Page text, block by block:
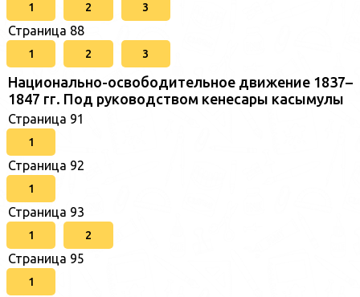
1 2 3
Страница 88
1 2 3
Национально-освободительное движение 1837–
1847 гг. Под руководством кенесары касымулы
Страница 91
1
Страница 92
1
Страница 93
1 2
Страница 95
1